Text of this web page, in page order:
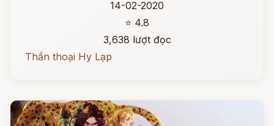
14-02-2020
⭐ 4.8
3,638 lượt đọc
Thần thoại Hy Lạp